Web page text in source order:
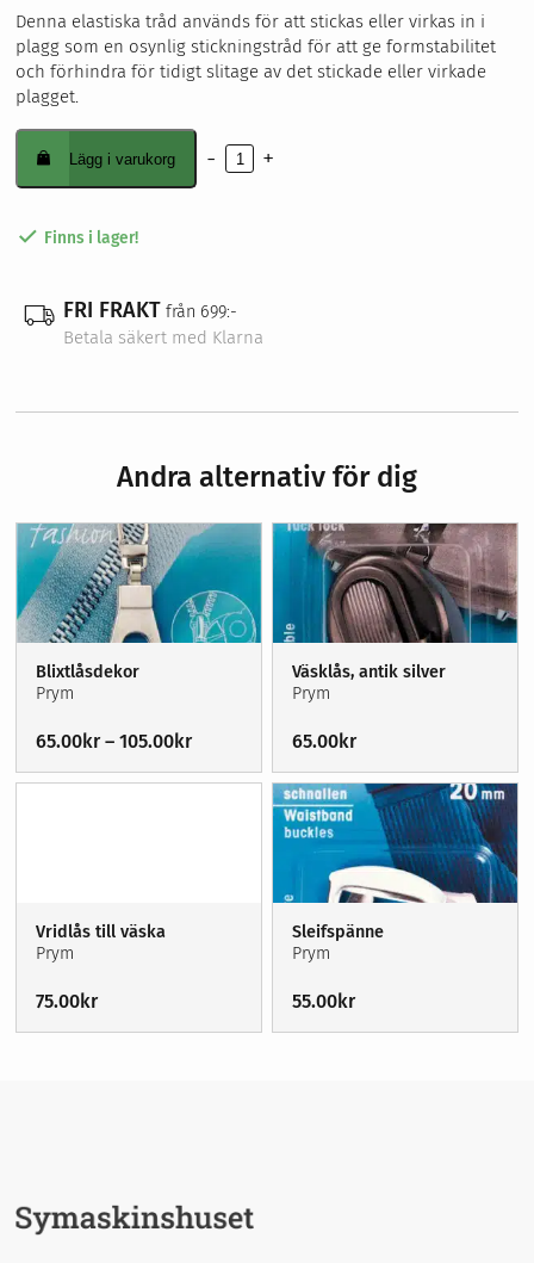
Sybehör
Stickor, virknålar & tillbehör
Förvaring
Nyheter
Symaskinsservice
Om oss
Denna elastiska tråd används för att stickas eller virkas in i
plagg som en osynlig stickningstråd för att ge formstabilitet
och förhindra för tidigt slitage av det stickade eller virkade
plagget.
Lägg i varukorg -
Resårtråd
elastisk
+
Finns i lager!
FRI FRAKT från 699:-
Betala säkert med Klarna
Andra alternativ för dig
Blixtlåsdekor
Prym
65.00kr – 105.00krPrice
65.00kr
Väsklås, antik silver
Prym
65.00kr
Vridlås till väska
Prym
75.00kr
Sleifspänne
Prym
55.00kr